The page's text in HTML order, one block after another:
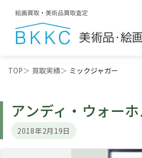
TOP 買取実績 ミックジャガー
アンディ・ウォー
2018年2月19日